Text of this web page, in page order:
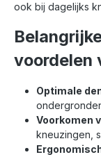
ook bij dagelijks
voordelen
Optimale
Voorkomen
kneuzingen,